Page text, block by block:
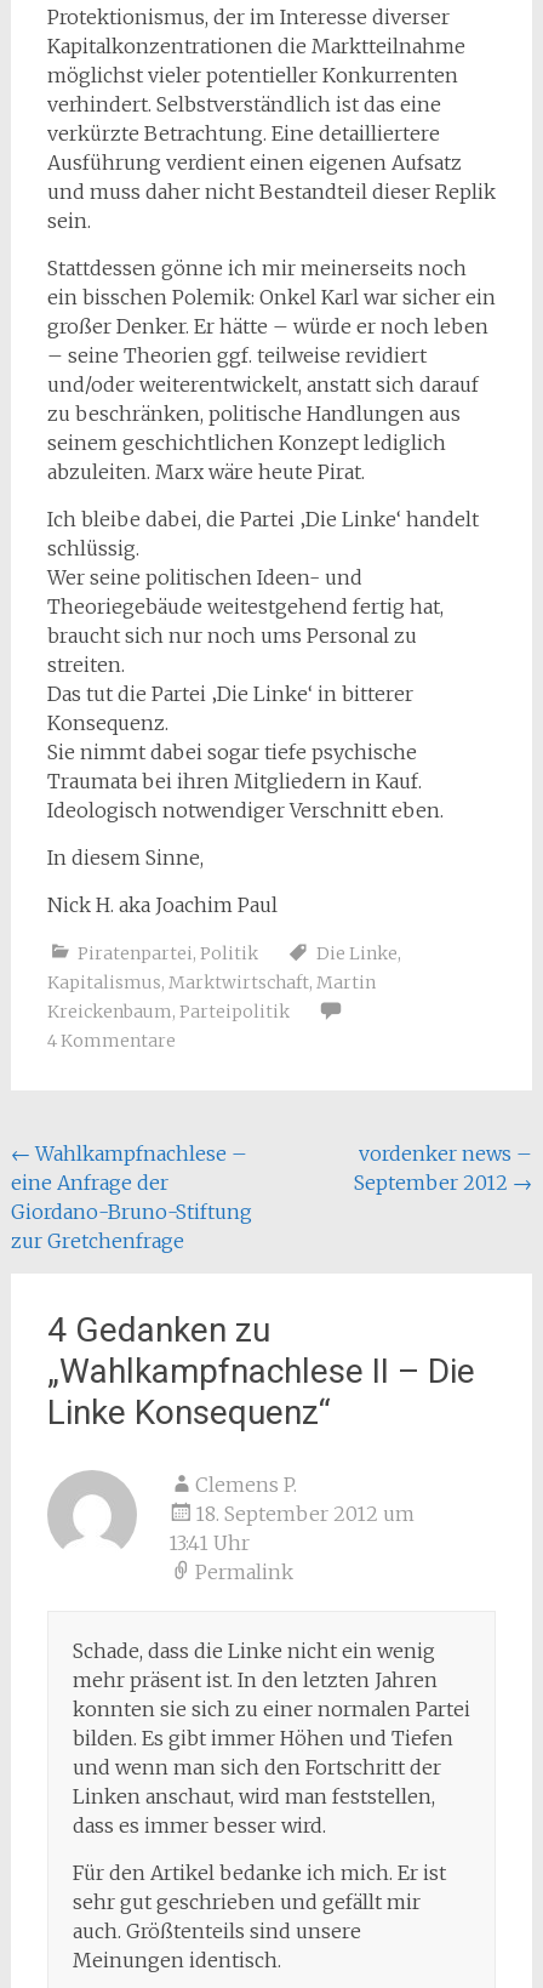
Protektionismus, der im Interesse diverser
Kapitalkonzentrationen die Marktteilnahme
möglichst vieler potentieller Konkurrenten
verhindert. Selbstverständlich ist das eine
verkürzte Betrachtung. Eine detailliertere
Ausführung verdient einen eigenen Aufsatz
und muss daher nicht Bestandteil dieser Replik
sein.
Stattdessen gönne ich mir meinerseits noch
ein bisschen Polemik: Onkel Karl war sicher ein
großer Denker. Er hätte – würde er noch leben
– seine Theorien ggf. teilweise revidiert
und/oder weiterentwickelt, anstatt sich darauf
zu beschränken, politische Handlungen aus
seinem geschichtlichen Konzept lediglich
abzuleiten. Marx wäre heute Pirat.
Ich bleibe dabei, die Partei ‚Die Linke‘ handelt
schlüssig.
Wer seine politischen Ideen- und
Theoriegebäude weitestgehend fertig hat,
braucht sich nur noch ums Personal zu
streiten.
Das tut die Partei ‚Die Linke‘ in bitterer
Konsequenz.
Sie nimmt dabei sogar tiefe psychische
Traumata bei ihren Mitgliedern in Kauf.
Ideologisch notwendiger Verschnitt eben.
In diesem Sinne,
Nick H. aka Joachim Paul
Piratenpartei, Politik Die Linke,
Kapitalismus, Marktwirtschaft, Martin
Kreickenbaum, Parteipolitik
4 Kommentare
Beitragsnavigation
← Wahlkampfnachlese –
eine Anfrage der
Giordano-Bruno-Stiftung
zur Gretchenfrage
vordenker news –
September 2012 →
4 Gedanken zu
„Wahlkampfnachlese II – Die
Linke Konsequenz“
Clemens P.
18. September 2012 um
13:41 Uhr
Permalink
Schade, dass die Linke nicht ein wenig
mehr präsent ist. In den letzten Jahren
konnten sie sich zu einer normalen Partei
bilden. Es gibt immer Höhen und Tiefen
und wenn man sich den Fortschritt der
Linken anschaut, wird man feststellen,
dass es immer besser wird.
Für den Artikel bedanke ich mich. Er ist
sehr gut geschrieben und gefällt mir
auch. Größtenteils sind unsere
Meinungen identisch.